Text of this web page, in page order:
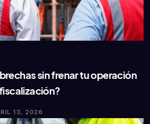
sin frenar tu operación
13, 2026